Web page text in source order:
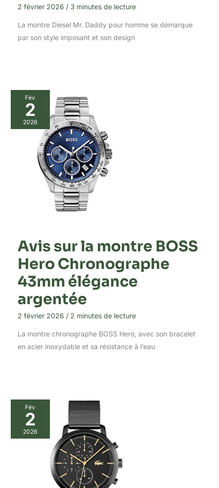
2 février 2026 / 3 minutes de lecture
La montre Diesel Mr. Daddy pour homme se démarque
par son style imposant et son design
Fév
2
2026
Avis sur la montre BOSS
Hero Chronographe
43mm élégance
argentée
2 février 2026 / 2 minutes de lecture
La montre chronographe BOSS Hero, avec son bracelet
en acier inoxydable et sa résistance à l’eau
Fév
2
2026